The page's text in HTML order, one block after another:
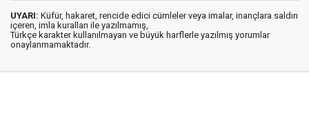
UYARI: Küfür, hakaret, rencide edici cümleler veya imalar, inançlara saldırı
içeren, imla kuralları ile yazılmamış,
Türkçe karakter kullanılmayan ve büyük harflerle yazılmış yorumlar
onaylanmamaktadır.